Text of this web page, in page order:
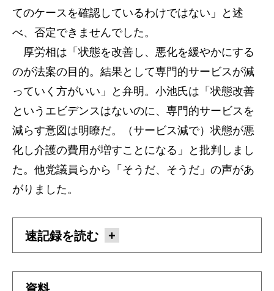
てのケースを確認しているわけではない」と述
べ、否定できませんでした。
厚労相は「状態を改善し、悪化を緩やかにする
のが法案の目的。結果として専門的サービスが減
っていく方がいい」と弁明。小池氏は「状態改善
というエビデンスはないのに、専門的サービスを
減らす意図は明瞭だ。（サービス減で）状態が悪
化し介護の費用が増すことになる」と批判しまし
た。他党議員らから「そうだ、そうだ」の声があ
がりました。
速記録を読む